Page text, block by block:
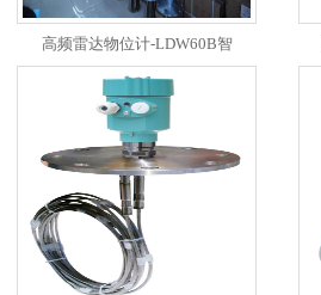
高频雷达物位计-LDW60B智